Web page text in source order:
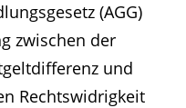
(AGG)
zwischen der
und
Rechtswidrigkeit